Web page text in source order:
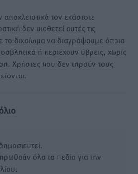
τον εκάστοτε
δεν υιοθετεί αυτές τις
το δικαίωμα να διαγράψουμε όποια
ή περιέχουν ύβρεις, χωρίς
Χρήστες που δεν τηρούν τους
όλα τα πεδία για την